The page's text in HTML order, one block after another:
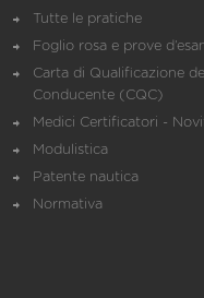
Tutte le pratiche
Foglio rosa e prove
Carta di Qualificazione del
Conducente (CQC)
Medici Certificatori -
Modulistica
Patente nautica
Normativa